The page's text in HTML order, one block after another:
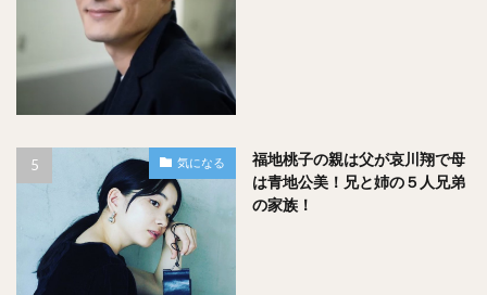
気になる
福地桃子の親は父が哀川翔で母
は青地公美！兄と姉の５人兄弟
の家族！